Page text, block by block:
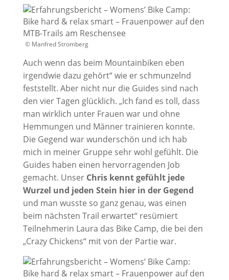
© Manfred Stromberg
Auch wenn das beim Mountainbiken eben
irgendwie dazu gehört“ wie er schmunzelnd
feststellt. Aber nicht nur die Guides sind nach
den vier Tagen glücklich. „Ich fand es toll, dass
man wirklich unter Frauen war und ohne
Hemmungen und Männer trainieren konnte.
Die Gegend war wunderschön und ich hab
mich in meiner Gruppe sehr wohl gefühlt. Die
Guides haben einen hervorragenden Job
gemacht. Unser Chris kennt gefühlt jede
Wurzel und jeden Stein hier in der Gegend
und man wusste so ganz genau, was einen
beim nächsten Trail erwartet“ resümiert
Teilnehmerin Laura das Bike Camp, die bei den
„Crazy Chickens“ mit von der Partie war.